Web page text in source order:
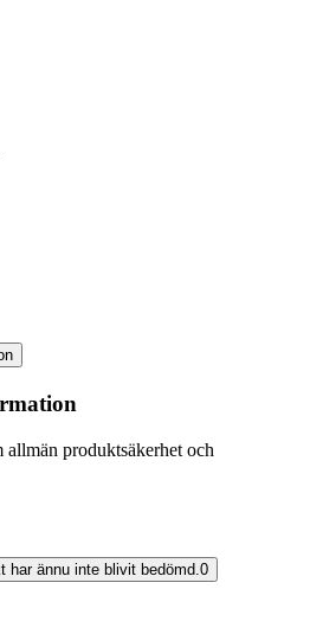
produktsäkerhet och
har ännu inte blivit bedömd. 0